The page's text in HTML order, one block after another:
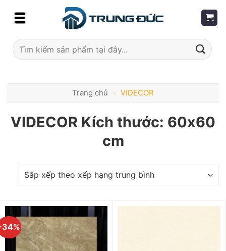
Tìm
kiếm:
Trang chủ » VIDECOR
VIDECOR Kích thước: 60x60
cm